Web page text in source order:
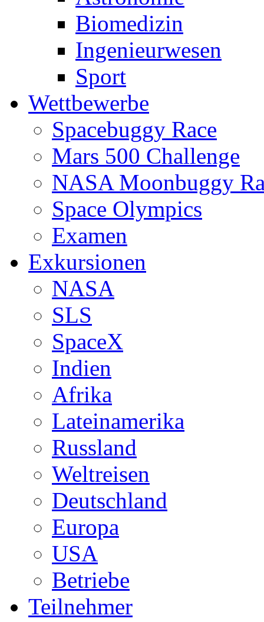
Biomedizin
Ingenieurwesen
Sport
Wettbewerbe
Spacebuggy Race
Mars 500 Challenge
NASA Moonbuggy
Space Olympics
Examen
Exkursionen
NASA
SLS
SpaceX
Indien
Afrika
Lateinamerika
Russland
Weltreisen
Deutschland
Europa
USA
Betriebe
Teilnehmer